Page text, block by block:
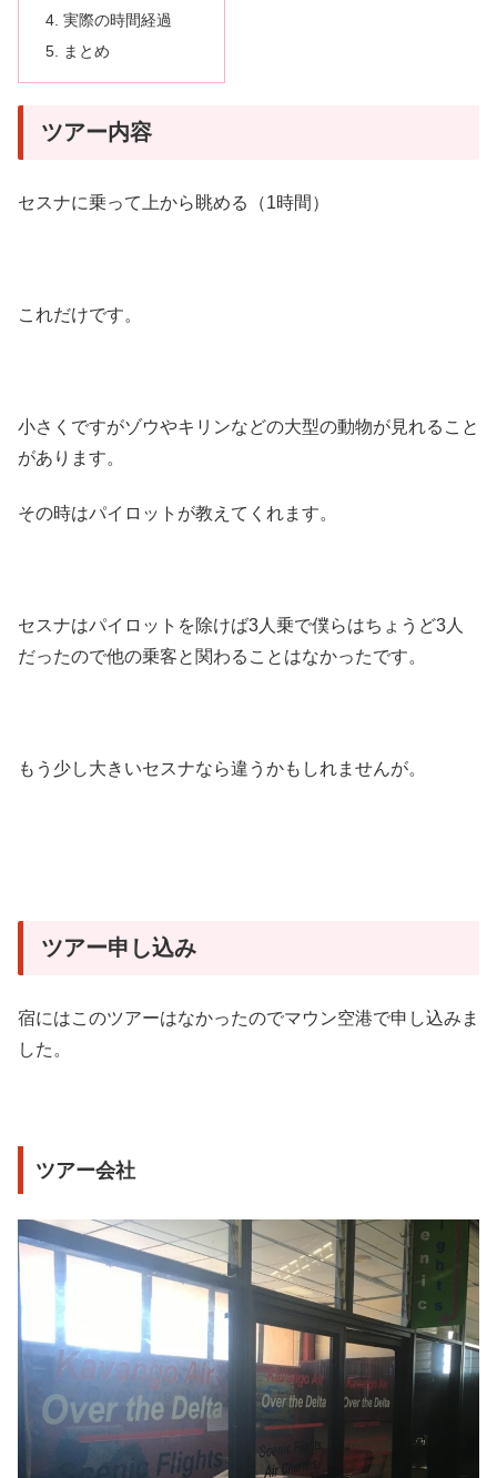
実際の時間経過
まとめ
ツアー内容
セスナに乗って上から眺める（1時間）
これだけです。
小さくですがゾウやキリンなどの大型の動物が見れること
があります。
その時はパイロットが教えてくれます。
セスナはパイロットを除けば3人乗で僕らはちょうど3人
だったので他の乗客と関わることはなかったです。
もう少し大きいセスナなら違うかもしれませんが。
ツアー申し込み
宿にはこのツアーはなかったのでマウン空港で申し込みま
した。
ツアー会社